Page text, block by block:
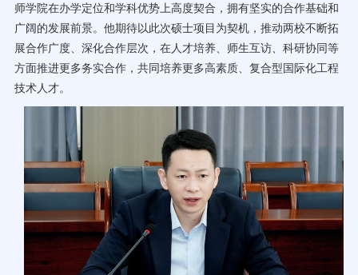
师学院在办学定位和学科优势上高度契合，拥有坚实的合作基础和
广阔的发展前景。他期待以此次硕士项目为契机，推动两校不断拓
展合作广度、深化合作层次，在人才培养、师生互访、科研协同等
方面推进更多务实合作，共同培养更多高素质、复合型国际化工程
技术人才。